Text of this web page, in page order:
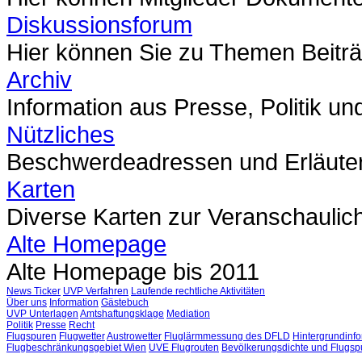
Diskussionsforum
Hier können Sie zu Themen
Archiv
Information aus Presse, Politik
Nützliches
Beschwerdeadressen und
Karten
Diverse Karten zur
Alte Homepage
Alte Homepage bis 2011
News Ticker UVP Verfahren Laufende rechtliche Aktivitäten
Über uns Information Gästebuch
UVP Unterlagen Amtshaftungsklage Mediation
Politik Presse Recht
Flugspuren FlugwetterAustrowetter Fluglärmmessung des DFLD
Flugbeschränkungsgebiet Wien UVE Flugrouten Bevölkerungsdichte und